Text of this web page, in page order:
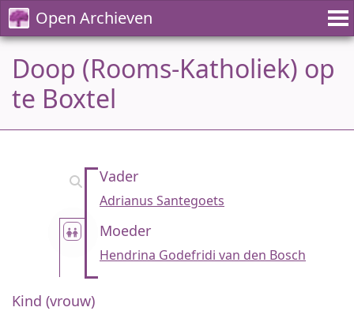
Open Archieven
Doop (Rooms-Katholiek) op
te Boxtel
Vader
Adrianus Santegoets
Moeder
Hendrina Godefridi van den Bosch
Kind (vrouw)